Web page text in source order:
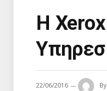
Η
22/06/2016 By